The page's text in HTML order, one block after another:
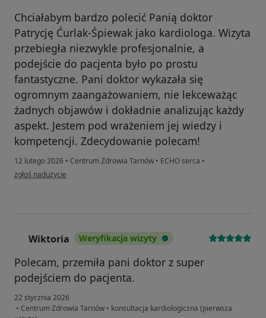
Chciałabym bardzo polecić Panią doktor
Patrycję Ćurlak-Śpiewak jako kardiologa. Wizyta
przebiegła niezwykle profesjonalnie, a
podejście do pacjenta było po prostu
fantastyczne. Pani doktor wykazała się
ogromnym zaangażowaniem, nie lekceważąc
żadnych objawów i dokładnie analizując każdy
aspekt. Jestem pod wrażeniem jej wiedzy i
kompetencji. Zdecydowanie polecam!
12 lutego 2026 • Centrum Zdrowia Tarnów • ECHO serca •
w opinii użytkownika SK
zgłoś nadużycie
Wiktoria Weryfikacja wizyty
Polecam, przemiła pani doktor z super
podejściem do pacjenta.
22 stycznia 2026
• Centrum Zdrowia Tarnów • konsultacja kardiologiczna (pierwsza